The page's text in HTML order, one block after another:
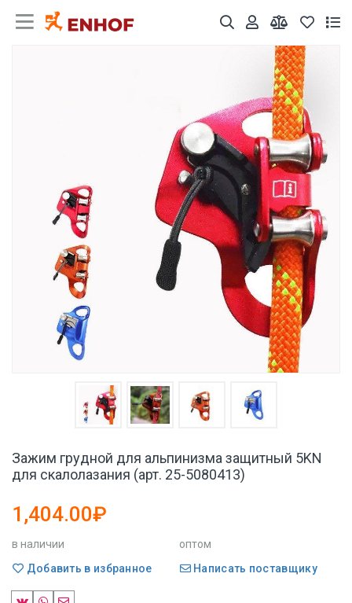
Зажим грудной для альпинизма защитный 5KN
для скалолазания (арт. 25-5080413)
1,404.00₽
в наличии
оптом
Добавить в избранное
Написать поставщику